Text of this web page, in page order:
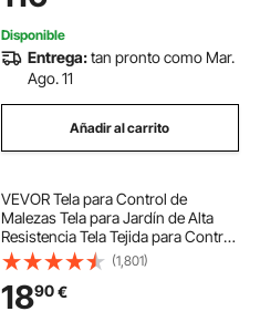
Inteligente
Disponible
Entrega:tan pronto como Mar.
Ago. 11
Añadir al carrito
VEVOR Tela para Control de
Malezas Tela para Jardín de Alta
Resistencia Tela Tejida para Control
de Malezas de PP Tela Geotextil
para Paisajismo Vellón de Malas
Hierbas 1,2 x 15,2 m, 108 g/m²,
Negro
(1,801)
1890€